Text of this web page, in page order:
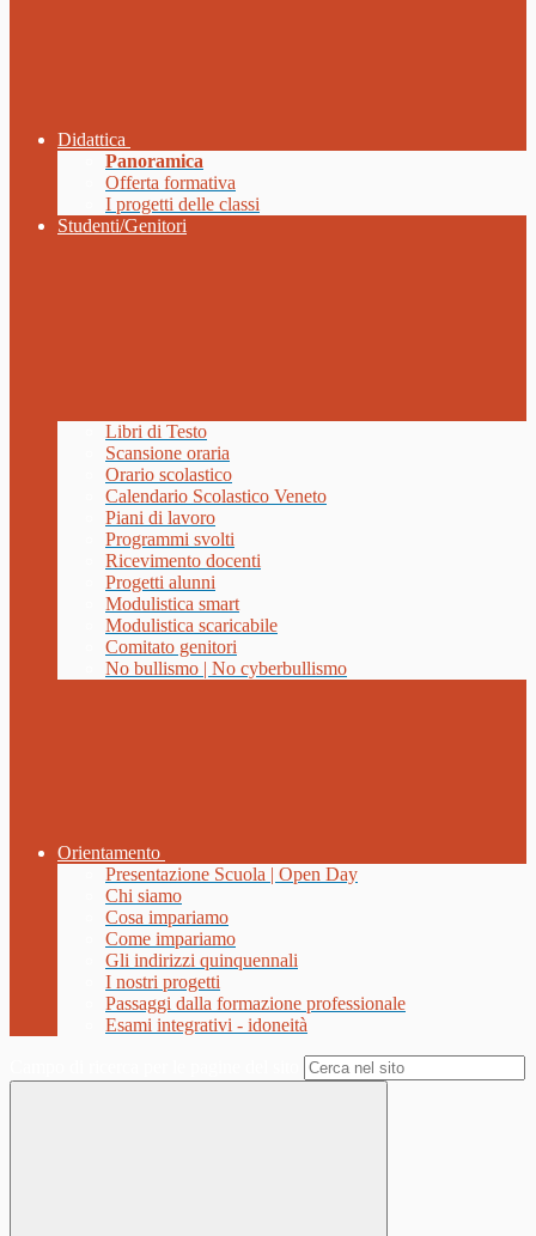
Didattica
Panoramica
Offerta formativa
I progetti delle classi
Studenti/Genitori
Libri di Testo
Scansione oraria
Orario scolastico
Calendario Scolastico Veneto
Piani di lavoro
Programmi svolti
Ricevimento docenti
Progetti alunni
Modulistica smart
Modulistica scaricabile
Comitato genitori
No bullismo | No cyberbullismo
Orientamento
Presentazione Scuola | Open Day
Chi siamo
Cosa impariamo
Come impariamo
Gli indirizzi quinquennali
I nostri progetti
Passaggi dalla formazione professionale
Esami integrativi - idoneità